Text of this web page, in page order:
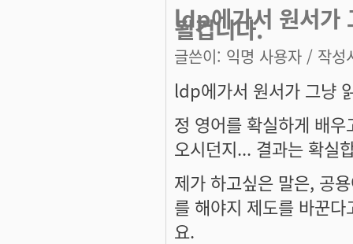
ldp에가서 원서가
될겁니다.
글쓴이: 익명 사용자 / 작성
ldp에가서 원서가 그냥
정 영어를 확실하게 배
오시던지... 결과는 확실
제가 하고싶은 말은, 공
를 해야지 제도를 바꾼
요.